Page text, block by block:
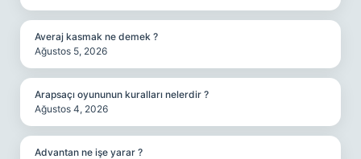
Averaj kasmak ne demek ?
Ağustos 5, 2026
Arapsaçı oyununun kuralları nelerdir ?
Ağustos 4, 2026
Advantan ne işe yarar ?